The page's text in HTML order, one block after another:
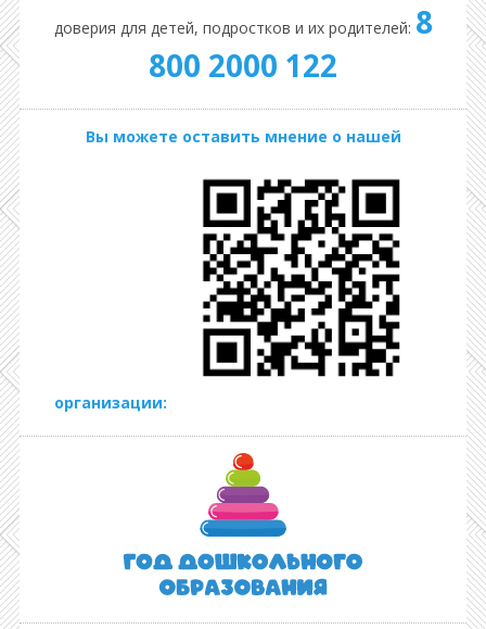
доверия для детей, подростков и их родителей: 8
800 2000 122
Вы можете оставить мнение о нашей
организации: